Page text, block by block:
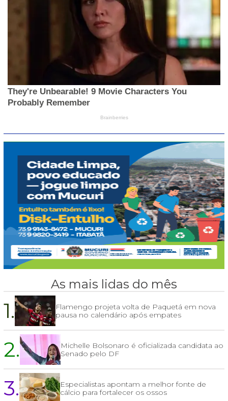
As mais lidas do mês
1.
Flamengo projeta volta de Paquetá em nova
pausa no calendário após empates
2.
Michelle Bolsonaro é oficializada candidata ao
Senado pelo DF
3.
Especialistas apontam a melhor fonte de
cálcio para fortalecer os ossos